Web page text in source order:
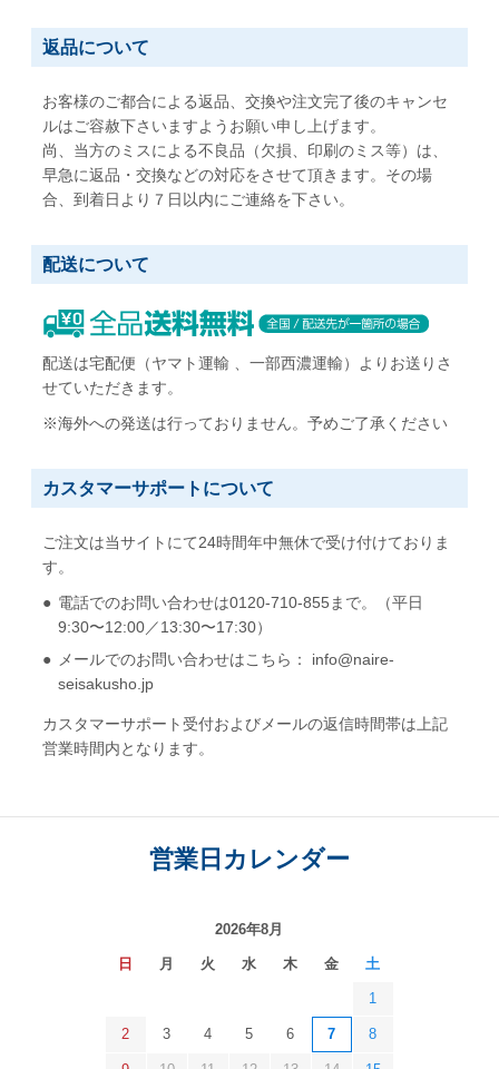
返品について
お客様のご都合による返品、交換や注文完了後のキャンセ
ルはご容赦下さいますようお願い申し上げます。
尚、当方のミスによる不良品（欠損、印刷のミス等）は、
早急に返品・交換などの対応をさせて頂きます。その場
合、到着日より７日以内にご連絡を下さい。
配送について
配送は宅配便（ヤマト運輸 、一部西濃運輸）よりお送りさ
せていただきます。
※海外への発送は行っておりません。予めご了承ください
カスタマーサポートについて
ご注文は当サイトにて24時間年中無休で受け付けておりま
す。
電話でのお問い合わせは0120-710-855まで。（平日
9:30〜12:00／13:30〜17:30）
メールでのお問い合わせはこちら： info@naire-
seisakusho.jp
カスタマーサポート受付およびメールの返信時間帯は上記
営業時間内となります。
営業日カレンダー
2026年8月
日 月 火 水 木 金 土
1
2 3 4 5 6 7 8